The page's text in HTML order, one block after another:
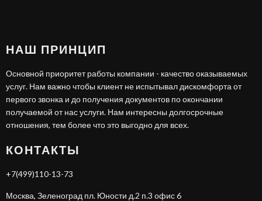
НАШ ПРИНЦИП
Основной приоритет работы компании - качество оказываемых
услуг. Нам важно чтобы клиент не испытывал дискомфорта от
первого звонка и до получения документов по окончании
получаемой от нас услуги. Нам интересны долгосрочные
отношения, тем более что это выгодно для всех.
КОНТАКТЫ
+7(499)110-13-73
Москва, Зеленоград пл. Юности д.2 п.3 офис 6